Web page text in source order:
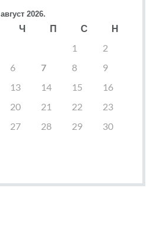
август 2026.
Ч П С
Н
1
2
6 7 8
9
13 14 15
16
20 21 22
23
27 28 29
30